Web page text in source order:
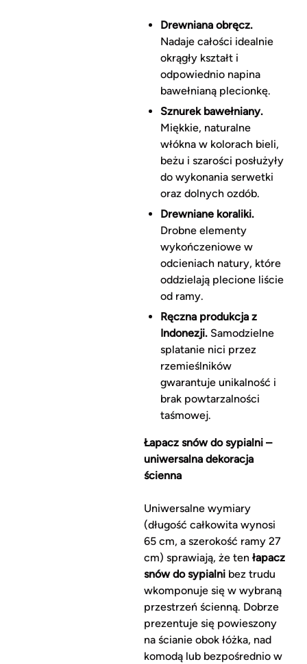
Drewniana obręcz.
Nadaje całości idealnie
okrągły kształt i
odpowiednio napina
bawełnianą plecionkę.
Sznurek bawełniany.
Miękkie, naturalne
włókna w kolorach bieli,
beżu i szarości posłużyły
do wykonania serwetki
oraz dolnych ozdób.
Drewniane koraliki.
Drobne elementy
wykończeniowe w
odcieniach natury, które
oddzielają plecione liście
od ramy.
Ręczna produkcja z
Indonezji.Samodzielne
splatanie nici przez
rzemieślników
gwarantuje unikalność i
brak powtarzalności
taśmowej.
Łapacz snów do sypialni –
uniwersalna dekoracja
ścienna
Uniwersalne wymiary
(długość całkowita wynosi
65 cm, a szerokość ramy 27
cm) sprawiają, że ten łapacz
snów do sypialnibez trudu
wkomponuje się w wybraną
przestrzeń ścienną. Dobrze
prezentuje się powieszony
na ścianie obok łóżka, nad
komodą lub bezpośrednio w